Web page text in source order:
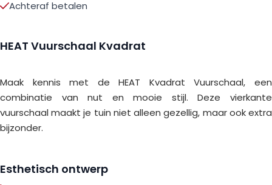
Achteraf betalen
HEAT Vuurschaal Kvadrat
Maak kennis met de HEAT Kvadrat Vuurschaal, een
combinatie van nut en mooie stijl. Deze vierkante
vuurschaal maakt je tuin niet alleen gezellig, maar ook extra
bijzonder.
Esthetisch ontwerp